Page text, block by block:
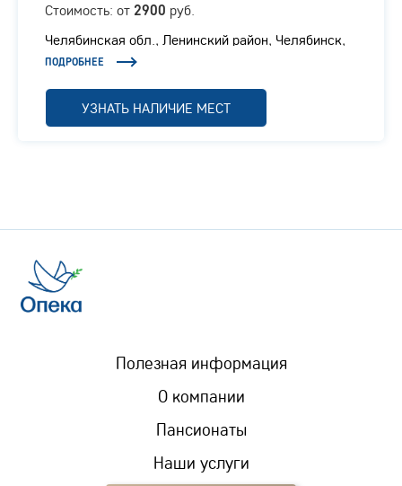
Стоимость: от 2900 руб.
Челябинская обл., ​Ленинский район, Челябинск,
Енисейская, 6
ПОДРОБНЕЕ
УЗНАТЬ НАЛИЧИЕ МЕСТ
Пансионаты
Наши услуги
Полезная информация
О компании